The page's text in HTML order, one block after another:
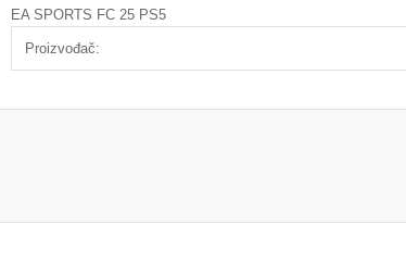
EA SPORTS FC 25 PS5
Proizvođač: